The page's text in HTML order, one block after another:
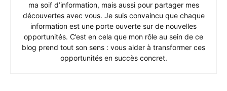
ma soif d’information, mais aussi pour partager mes
découvertes avec vous. Je suis convaincu que chaque
information est une porte ouverte sur de nouvelles
opportunités. C’est en cela que mon rôle au sein de ce
blog prend tout son sens : vous aider à transformer ces
opportunités en succès concret.